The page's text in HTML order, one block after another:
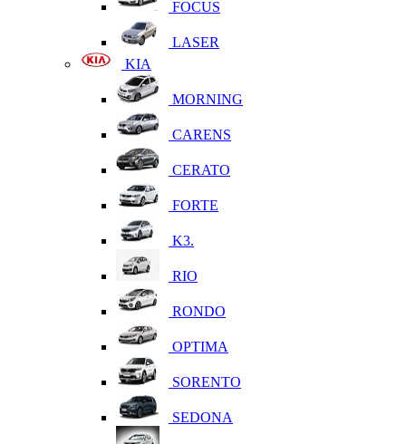
FOCUS
LASER
KIA
MORNING
CARENS
CERATO
FORTE
K3.
RIO
RONDO
OPTIMA
SORENTO
SEDONA